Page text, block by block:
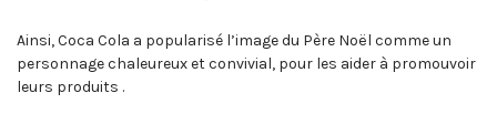
Ainsi, Coca Cola a popularisé l’image du Père Noël comme un
personnage chaleureux et convivial, pour les aider à promouvoir
leurs produits .